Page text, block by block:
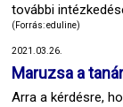
további
(Forrás: eduline)
2021.03.26.
Maruzsa a
Arra a kérdésre,